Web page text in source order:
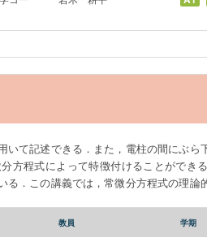
て記述できる．また，電柱の間にぶら
方程式によって特徴付けることができ
．この講義では，常微分方程式の理論
が必要となる．したがって，本講義はこ
ある．
教員 学期